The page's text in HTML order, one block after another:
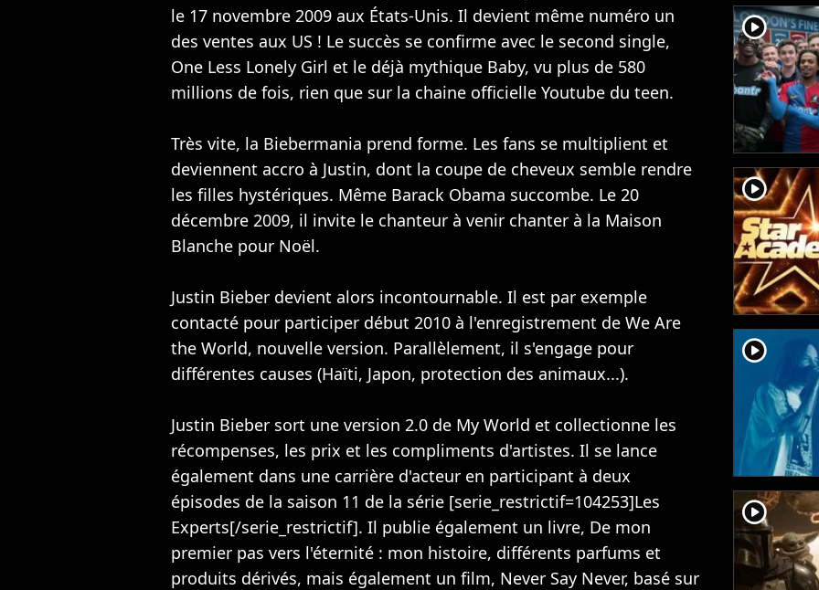
le 17 novembre 2009 aux États-Unis. Il devient même numéro un
des ventes aux US ! Le succès se confirme avec le second single,
One Less Lonely Girl et le déjà mythique Baby, vu plus de 580
millions de fois, rien que sur la chaine officielle Youtube du teen.
Très vite, la Biebermania prend forme. Les fans se multiplient et
deviennent accro à Justin, dont la coupe de cheveux semble rendre
les filles hystériques. Même Barack Obama succombe. Le 20
décembre 2009, il invite le chanteur à venir chanter à la Maison
Blanche pour Noël.
Justin Bieber devient alors incontournable. Il est par exemple
contacté pour participer début 2010 à l'enregistrement de We Are
the World, nouvelle version. Parallèlement, il s'engage pour
différentes causes (Haïti, Japon, protection des animaux...).
Justin Bieber sort une version 2.0 de My World et collectionne les
récompenses, les prix et les compliments d'artistes. Il se lance
également dans une carrière d'acteur en participant à deux
épisodes de la saison 11 de la série [serie_restrictif=104253]Les
Experts[/serie_restrictif]. Il publie également un livre, De mon
premier pas vers l'éternité : mon histoire, différents parfums et
produits dérivés, mais également un film, Never Say Never, basé sur
player2
player2
player2
player2